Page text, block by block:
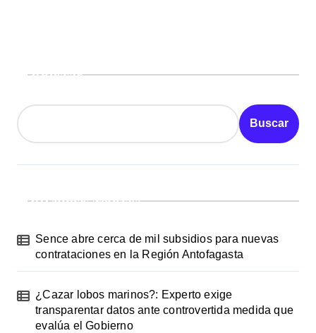
Buscar
Buscar
¡Ultimas Noticias!
Sence abre cerca de mil subsidios para nuevas
contrataciones en la Región Antofagasta
¿Cazar lobos marinos?: Experto exige
transparentar datos ante controvertida medida que
evalúa el Gobierno